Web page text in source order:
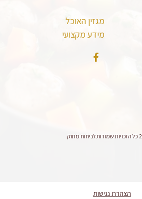
מגזין האוכל
מידע מקצועי
הצהרת נגישות